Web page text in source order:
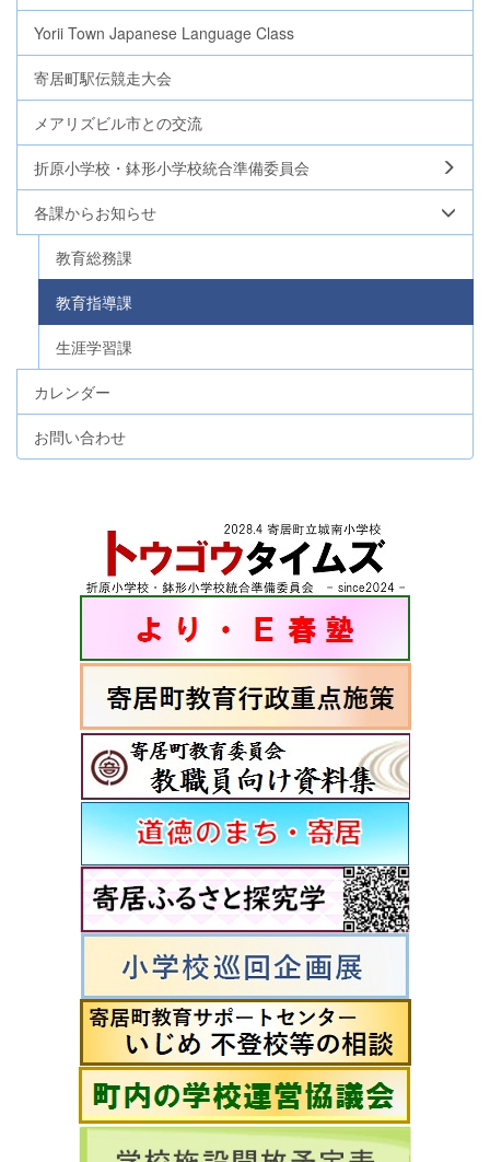
Yorii Town Japanese Language Class
寄居町駅伝競走大会
メアリズビル市との交流
折原小学校・鉢形小学校統合準備委員会
各課からお知らせ
教育総務課
教育指導課
生涯学習課
カレンダー
お問い合わせ